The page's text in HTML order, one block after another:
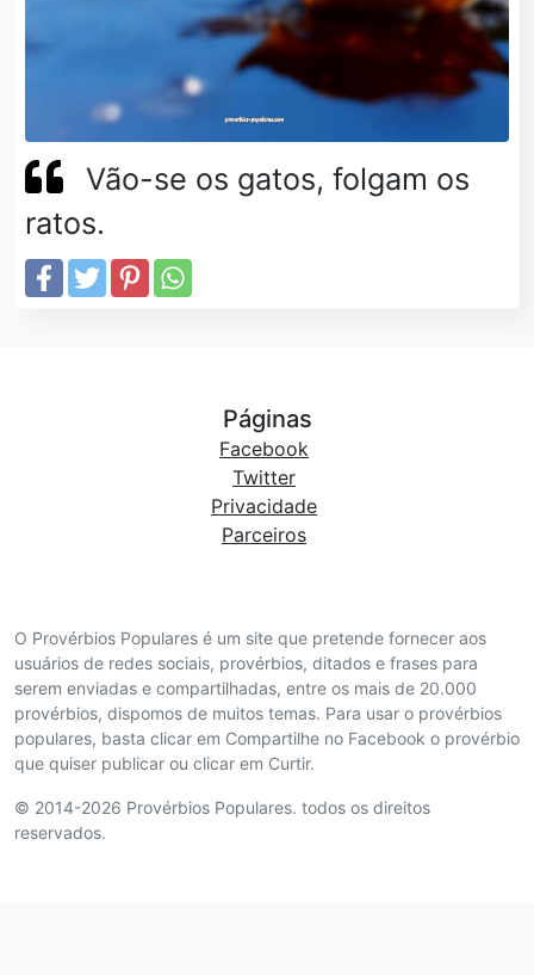
Vão-se os gatos, folgam os
ratos.
O Provérbios Populares é um site que pretende fornecer aos
usuários de redes sociais, provérbios, ditados e frases para
serem enviadas e compartilhadas, entre os mais de 20.000
provérbios, dispomos de muitos temas. Para usar o provérbios
populares, basta clicar em Compartilhe no Facebook o provérbio
que quiser publicar ou clicar em Curtir.
© 2014-2026 Provérbios Populares. todos os direitos
reservados.
Páginas
Facebook
Twitter
Privacidade
Parceiros